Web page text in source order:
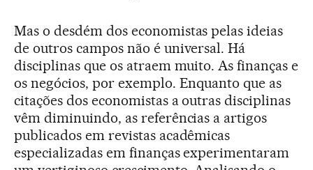
Mas o desdém dos economistas pelas ideias
de outros campos não é universal. Há
disciplinas que os atraem muito. As finanças e
os negócios, por exemplo. Enquanto que as
citações dos economistas a outras disciplinas
vêm diminuindo, as referências a artigos
publicados em revistas acadêmicas
especializadas em finanças experimentaram